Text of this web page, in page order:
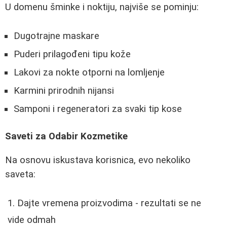
U domenu šminke i noktiju, najviše se pominju:
Dugotrajne maskare
Puderi prilagođeni tipu kože
Lakovi za nokte otporni na lomljenje
Karmini prirodnih nijansi
Samponi i regeneratori za svaki tip kose
Saveti za Odabir Kozmetike
Na osnovu iskustava korisnica, evo nekoliko
saveta:
Dajte vremena proizvodima - rezultati se ne
vide odmah